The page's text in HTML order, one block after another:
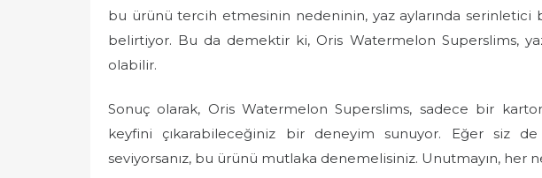
bu ürünü tercih etmesinin nedeninin, yaz aylarında serinletici
belirtiyor. Bu da demektir ki, Oris Watermelon Superslims,
olabilir.
Sonuç olarak, Oris Watermelon Superslims, sadece bir
keyfini çıkarabileceğiniz bir deneyim sunuyor. Eğer siz de
seviyorsanız, bu ürünü mutlaka denemelisiniz. Unutmayın, her